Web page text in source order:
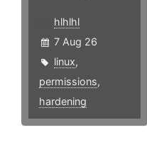
hlhlhl
7 Aug 26
linux,
permissions,
hardening